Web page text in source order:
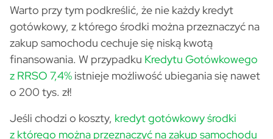
Warto przy tym podkreślić, że nie każdy kredyt
gotówkowy, z którego środki można przeznaczyć na
zakup samochodu cechuje się niską kwotą
finansowania. W przypadku Kredytu Gotówkowego
z RRSO 7,4% istnieje możliwość ubiegania się nawet
o 200 tys. zł!
Jeśli chodzi o koszty, kredyt gotówkowy środki
z którego można przeznaczyć na zakup samochodu